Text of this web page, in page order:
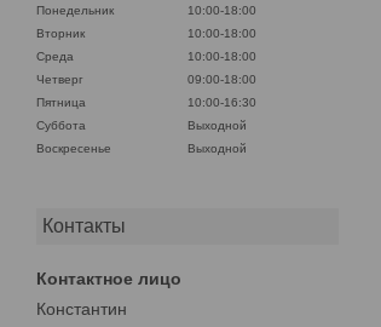
Понедельник
10:00-18:00
Вторник
10:00-18:00
Среда
10:00-18:00
Четверг
09:00-18:00
Пятница
10:00-16:30
Суббота
Выходной
Воскресенье
Выходной
Контакты
Константин